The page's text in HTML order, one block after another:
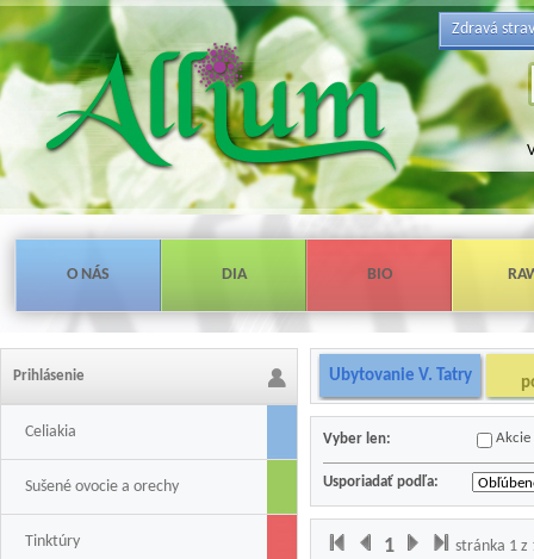
Zdravá
O NÁS DIA BIO
Prihlásenie
Celiakia
Sušené ovocie a orechy
Tinktúry
Ubytovanie V. Tatry
Vyber len: Akcie
Usporiadať podľa:
1 stránka 1 z